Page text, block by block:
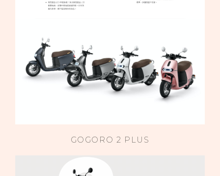
GOGORO 2 PLUS